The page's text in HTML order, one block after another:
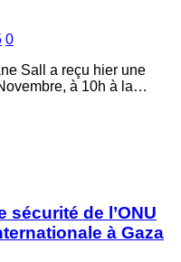
0
Sall a reçu hier une
à 10h à la…
sécurité de l’ONU
à Gaza